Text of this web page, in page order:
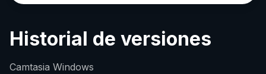
Historial de versiones
Camtasia Windows